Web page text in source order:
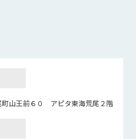
町山王前６０ アピタ東海荒尾２階